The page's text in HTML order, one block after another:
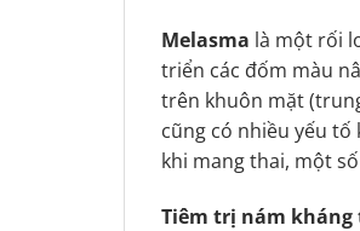
Melasma là một rối
triển các đốm màu
trên khuôn mặt
cũng có nhiều yếu
khi mang thai, một
Tiêm trị nám kháng